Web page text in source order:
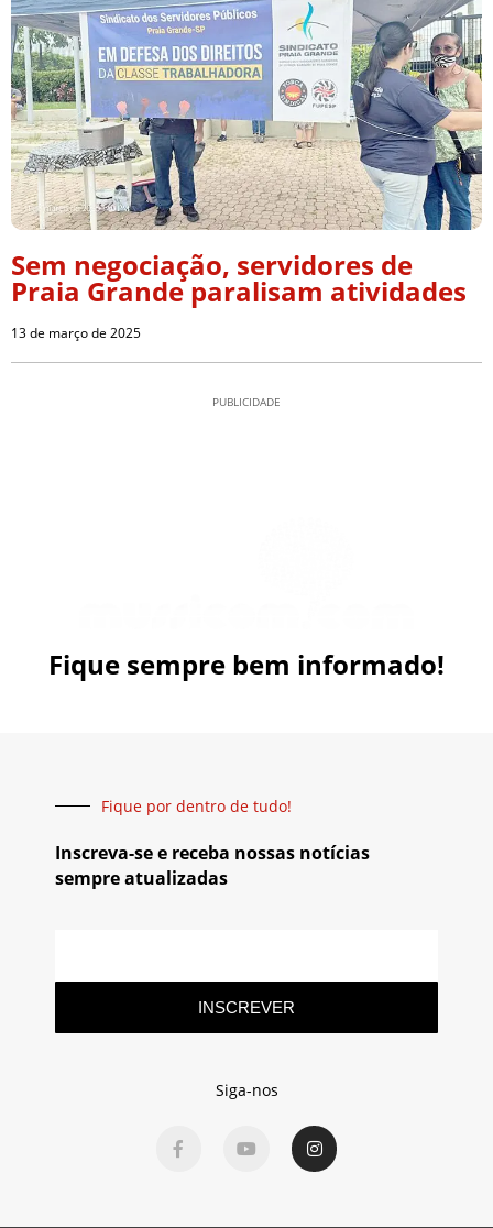
Sem negociação, servidores de
Praia Grande paralisam atividades
13 de março de 2025
PUBLICIDADE
Fique sempre bem informado!
Fique por dentro de tudo!
Inscreva-se e receba nossas notícias
sempre atualizadas
INSCREVER
Siga-nos